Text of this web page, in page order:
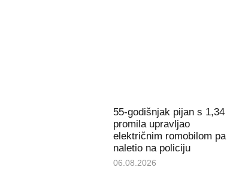
55-godišnjak pijan s 1,34
promila upravljao
električnim romobilom pa
naletio na policiju
06.08.2026